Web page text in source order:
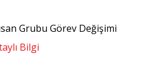
Grubu Görev Değişimi
Bilgi